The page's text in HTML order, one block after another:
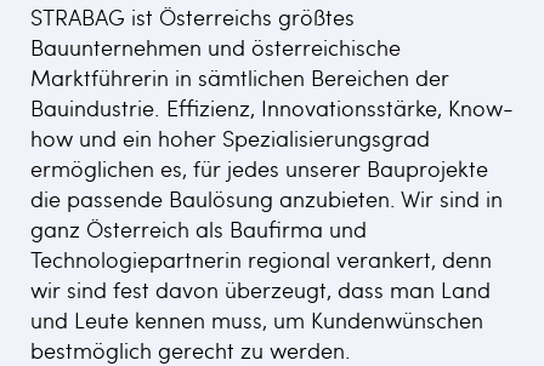
STRABAG ist Österreichs größtes
Bauunternehmen und österreichische
Marktführerin in sämtlichen Bereichen der
Bauindustrie. Effizienz, Innovationsstärke, Know-
how und ein hoher Spezialisierungsgrad
ermöglichen es, für jedes unserer Bauprojekte
die passende Baulösung anzubieten. Wir sind in
ganz Österreich als Baufirma und
Technologiepartnerin regional verankert, denn
wir sind fest davon überzeugt, dass man Land
und Leute kennen muss, um Kundenwünschen
bestmöglich gerecht zu werden.